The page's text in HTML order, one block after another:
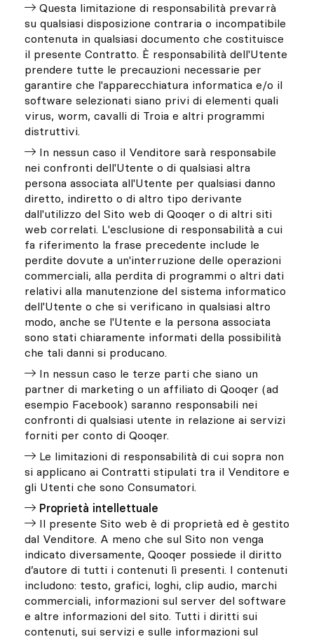
Questa limitazione di responsabilità prevarrà
su qualsiasi disposizione contraria o incompatibile
contenuta in qualsiasi documento che costituisce
il presente Contratto. È responsabilità dell'Utente
prendere tutte le precauzioni necessarie per
garantire che l'apparecchiatura informatica e/o il
software selezionati siano privi di elementi quali
virus, worm, cavalli di Troia e altri programmi
distruttivi.
In nessun caso il Venditore sarà responsabile
nei confronti dell'Utente o di qualsiasi altra
persona associata all'Utente per qualsiasi danno
diretto, indiretto o di altro tipo derivante
dall'utilizzo del Sito web di Qooqer o di altri siti
web correlati. L'esclusione di responsabilità a cui
fa riferimento la frase precedente include le
perdite dovute a un'interruzione delle operazioni
commerciali, alla perdita di programmi o altri dati
relativi alla manutenzione del sistema informatico
dell'Utente o che si verificano in qualsiasi altro
modo, anche se l'Utente e la persona associata
sono stati chiaramente informati della possibilità
che tali danni si producano.
In nessun caso le terze parti che siano un
partner di marketing o un affiliato di Qooqer (ad
esempio Facebook) saranno responsabili nei
confronti di qualsiasi utente in relazione ai servizi
forniti per conto di Qooqer.
Le limitazioni di responsabilità di cui sopra non
si applicano ai Contratti stipulati tra il Venditore e
gli Utenti che sono Consumatori.
Proprietà intellettuale
Il presente Sito web è di proprietà ed è gestito
dal Venditore. A meno che sul Sito non venga
indicato diversamente, Qooqer possiede il diritto
d’autore di tutti i contenuti lì presenti. I contenuti
includono: testo, grafici, loghi, clip audio, marchi
commerciali, informazioni sul server del software
e altre informazioni del sito. Tutti i diritti sui
contenuti, sui servizi e sulle informazioni sul